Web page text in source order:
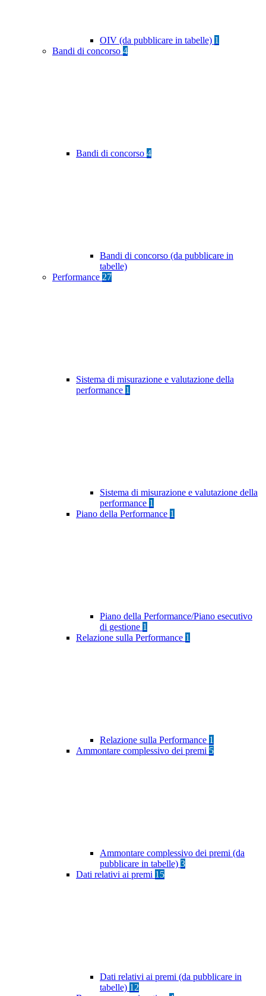
OIV (da pubblicare in tabelle) 1
Bandi di concorso 4
Bandi di concorso 4
Bandi di concorso (da pubblicare in
tabelle)
Performance 27
Sistema di misurazione e valutazione della
performance 1
Sistema di misurazione e valutazione della
performance 1
Piano della Performance 1
Piano della Performance/Piano esecutivo
di gestione 1
Relazione sulla Performance 1
Relazione sulla Performance 1
Ammontare complessivo dei premi 5
Ammontare complessivo dei premi (da
pubblicare in tabelle) 3
Dati relativi ai premi 15
Dati relativi ai premi (da pubblicare in
tabelle) 12